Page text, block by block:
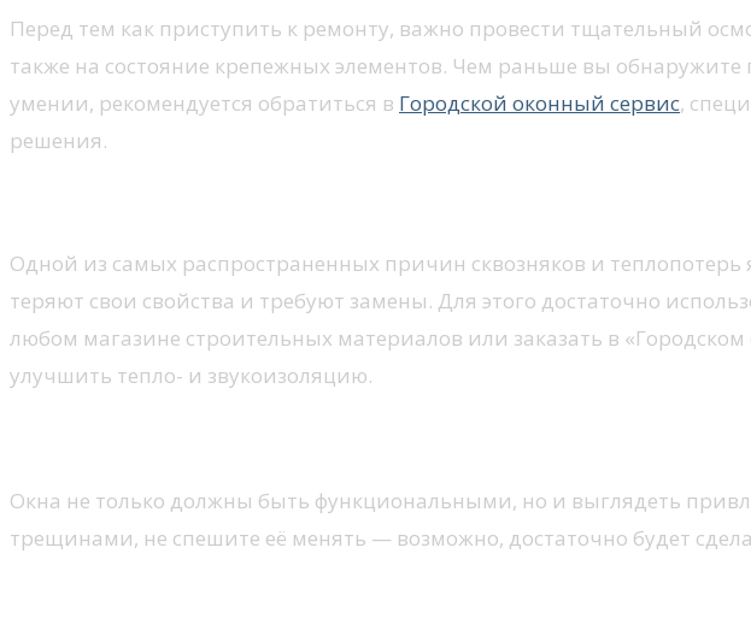
Перед тем как приступить к ремонту, важно провести тщательный
также на состояние крепежных элементов. Чем раньше вы
умении, рекомендуется обратиться в Городской оконный сервис,
решения.
Одной из самых распространенных причин сквозняков и
теряют свои свойства и требуют замены. Для этого достаточно
любом магазине строительных материалов или заказать в
улучшить тепло- и звукоизоляцию.
Окна не только должны быть функциональными, но и выглядеть
трещинами, не спешите её менять — возможно, достаточно будет